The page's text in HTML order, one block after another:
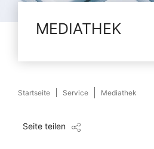
MEDIATHEK
Startseite Service Mediathek
Seite teilen